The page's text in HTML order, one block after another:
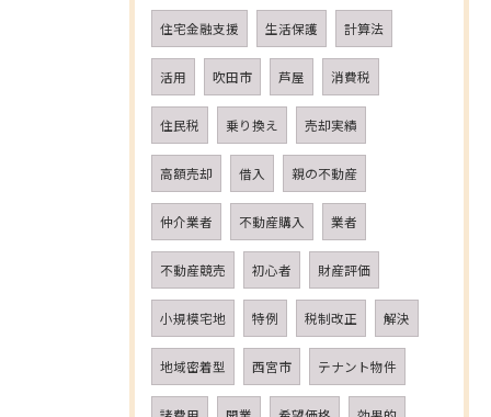
住宅金融支援 生活保護 計算法
活用 吹田市 芦屋 消費税
住民税 乗り換え 売却実績
高額売却 借入 親の不動産
仲介業者 不動産購入 業者
不動産競売 初心者 財産評価
小規模宅地 特例 税制改正 解決
地域密着型 西宮市 テナント物件